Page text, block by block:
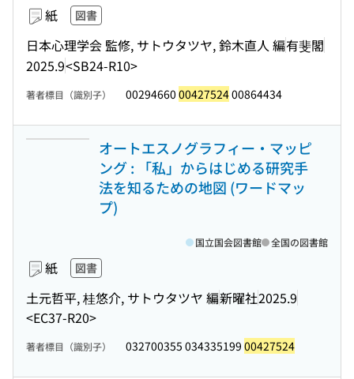
紙 図書
日本心理学会 監修, サトウタツヤ, 鈴木直人 編有斐閣
2025.9<SB24-R10>
著者標目（識別子） 00294660 0042752400864434
オートエスノグラフィー・マッピ
ング : 「私」からはじめる研究手
法を知るための地図 (ワードマッ
プ)
紙 図書
土元哲平, 桂悠介, サトウタツヤ 編新曜社2025.9
<EC37-R20>
国立国会図書館 全国の図書館
著者標目（識別子） 032700355 034335199 00427524